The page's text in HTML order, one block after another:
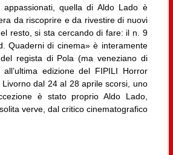
quella di Aldo Lado è
da riscoprire e da rivestire di nuovi
resto, si sta cercando di fare: il n. 9
Quaderni di cinema» è interamente
del regista di Pola (ma veneziano di
edizione del FIPILI Horror
dal 24 al 28 aprile scorsi, uno
è stato proprio Aldo Lado,
verve, dal critico cinematografico